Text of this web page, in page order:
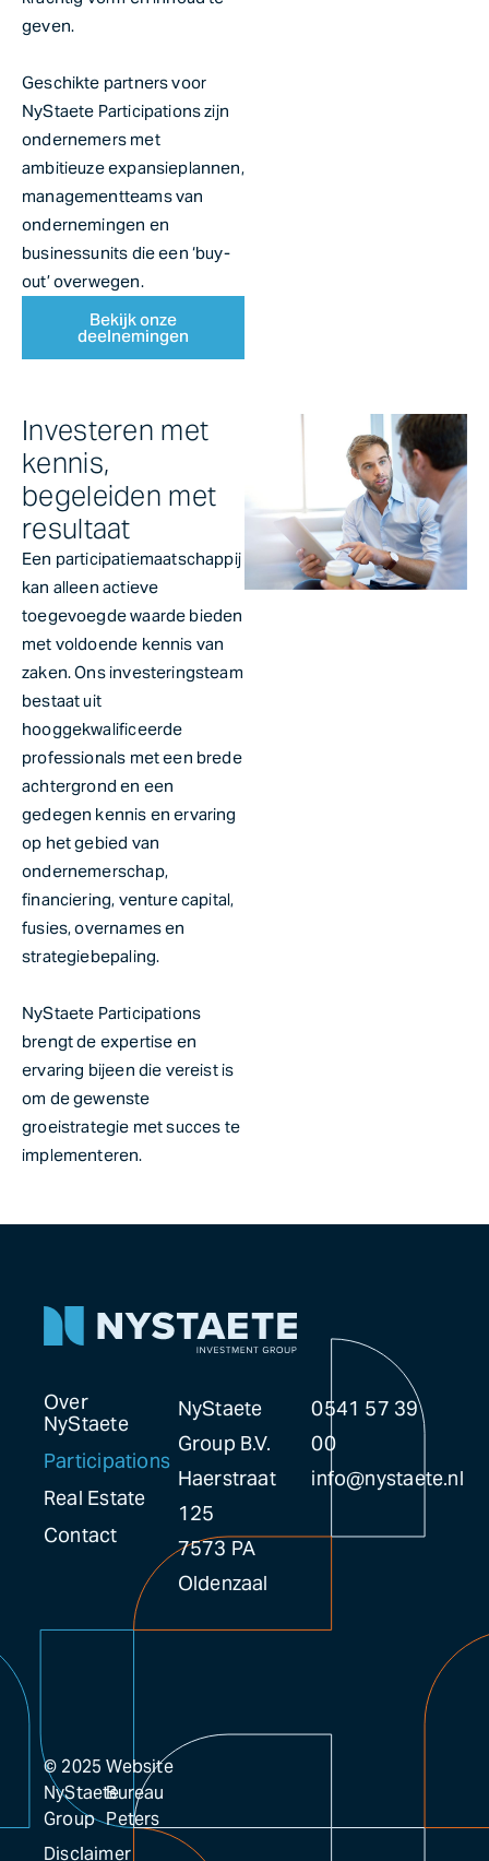
geven.
Geschikte partners voor
NyStaete Participations zijn
ondernemers met
ambitieuze expansieplannen,
managementteams van
ondernemingen en
businessunits die een ‘buy-
out’ overwegen.
Bekijk onze
deelnemingen
Investeren met
kennis,
begeleiden met
resultaat
Een participatiemaatschappij
kan alleen actieve
toegevoegde waarde bieden
met voldoende kennis van
zaken. Ons investeringsteam
bestaat uit
hooggekwalificeerde
professionals met een brede
achtergrond en een
gedegen kennis en ervaring
op het gebied van
ondernemerschap,
financiering, venture capital,
fusies, overnames en
strategiebepaling.
NyStaete Participations
brengt de expertise en
ervaring bijeen die vereist is
om de gewenste
groeistrategie met succes te
implementeren.
Over
NyStaete
Participations
Real Estate
Contact
NyStaete
Group B.V.
Haerstraat
125
7573 PA
Oldenzaal
0541 57 39
00
info@nystaete.nl
© 2025
NyStaete
Group
Disclaimer
Website
Bureau
Peters